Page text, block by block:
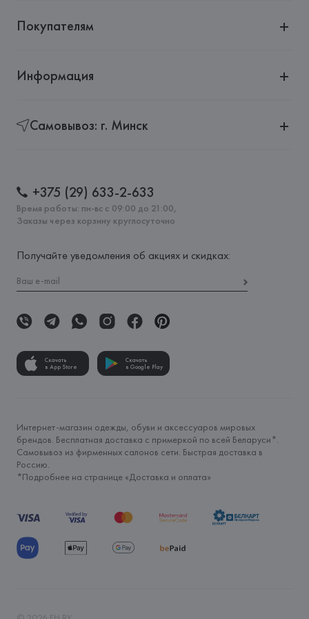
Покупателям
Информация
Самовывоз: г. Минск
+375 (29) 633-2-633
Время работы: пн-вс с 09:00 до 21:00,
Заказы через корзину круглосуточно
Получайте уведомления об акциях и скидках:
Скачать
в App Store
Скачать
в Google Play
Интернет-магазин одежды, обуви и аксессуаров мировых
брендов. Бесплатная доставка с примеркой по всей Беларуси*.
Самовывоз из фирменных салонов сети. Быстрая доставка в
Россию.
*Подробнее на странице «Доставка и оплата»